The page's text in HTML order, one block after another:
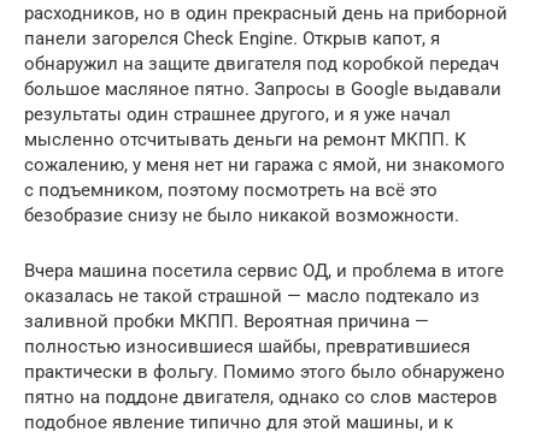
расходников, но в один прекрасный день на приборной
панели загорелся Check Engine. Открыв капот, я
обнаружил на защите двигателя под коробкой передач
большое масляное пятно. Запросы в Google выдавали
результаты один страшнее другого, и я уже начал
мысленно отсчитывать деньги на ремонт МКПП. К
сожалению, у меня нет ни гаража с ямой, ни знакомого
с подъемником, поэтому посмотреть на всё это
безобразие снизу не было никакой возможности.
Вчера машина посетила сервис ОД, и проблема в итоге
оказалась не такой страшной — масло подтекало из
заливной пробки МКПП. Вероятная причина —
полностью износившиеся шайбы, превратившиеся
практически в фольгу. Помимо этого было обнаружено
пятно на поддоне двигателя, однако со слов мастеров
подобное явление типично для этой машины, и к